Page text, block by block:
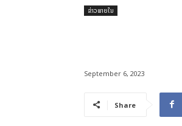
ຂ່າວພາຍໃນ
September 6, 2023
Share